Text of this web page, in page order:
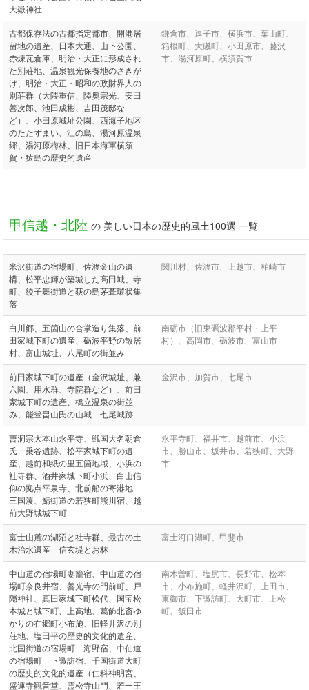
大嶽神社
古都保存法の古都指定都市、開港居
留地の遺産、日本大通、山下公園、
赤煉瓦倉庫、明治・大正に形成され
た別荘地、温泉観光保養地のさきが
け、明治・大正・昭和の政財界人の
別荘群（大隈重信、陸奥宗光、安田
善次郎、池田成彬、吉田茂邸な
ど）、小田原城址公園、西海子地区
のたたずまい、江の島、湯河原温泉
郷、湯河原梅林、旧日本海軍横須
賀・猿島の歴史的遺産
鎌倉市、逗子市、横浜市、葉山町、
箱根町、大磯町、小田原市、藤沢
市、湯河原町、横須賀市
甲信越・北陸 の 美しい日本の歴史的風土100選 一覧
米沢街道の宿場町、佐渡金山の遺
構、松平忠輝が築城した高田城、寺
町、綾子舞街道と荻の島茅葺環状集
落
関川村、佐渡市、上越市、柏崎市
白川郷、五箇山の合掌造り集落、前
田家城下町の遺産、砺波平野の散居
村、富山城址、八尾町の街並み
南砺市（旧東礪波郡平村・上平
村）、高岡市、砺波市、富山市
前田家城下町の遺産（金沢城址、兼
六園、用水群、寺院群など）、前田
家城下町の遺産、橋立温泉の街並
み、能登畠山氏の山城 七尾城跡
金沢市、加賀市、七尾市
曹洞宗大本山永平寺、戦国大名朝倉
氏一乗谷遺跡、松平家城下町の遺
産、越前和紙の里五箇地域、小浜の
社寺群、酒井家城下町小浜、白山信
仰の拠点平泉寺、北前船の寄港地
三国湊、鯖街道の若狭町熊川宿、越
前大野城城下町
永平寺町、福井市、越前市、小浜
市、勝山市、坂井市、若狭町、大野
市
富士山麓の湖沼と社寺群、最古の土
木治水遺産 信玄堤とお林
富士河口湖町、甲斐市
中山道の宿場町妻籠宿、中山道の宿
場町奈良井宿、善光寺の門前町、戸
隠神社、真田家城下町松代、国宝松
本城と城下町、上高地、葛飾北斎ゆ
かりの在郷町小布施、旧軽井沢の別
荘地、塩田平の歴史的文化的遺産、
北国街道の宿場町 海野宿、中仙道
の宿場町 下諏訪宿、千国街道大町
の歴史的文化的遺産（仁科神明宮、
盛連寺観音堂、霊松寺山門、若一王
南木曽町、塩尻市、長野市、松本
市、小布施町、軽井沢町、上田市、
東御市、下諏訪町、大町市、上松
町、飯田市